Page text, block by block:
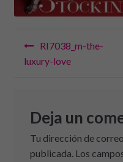
Navegación
de
RI7038_m-the-
luxury-love
Deja un
Tu dirección de
publicada.Los